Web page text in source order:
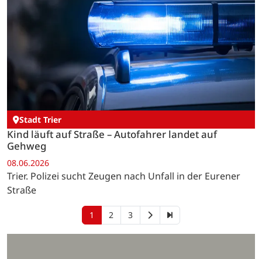
Stadt Trier
Kind läuft auf Straße – Autofahrer landet auf
Gehweg
08.06.2026
Trier. Polizei sucht Zeugen nach Unfall in der Eurener
Straße
1 2 3